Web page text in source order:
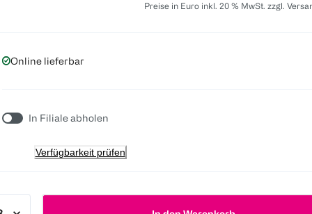
Preise in Euro inkl. 20 % MwSt. zzgl.
Online lieferbar
In Filiale abholen
Verfügbarkeit prüfen